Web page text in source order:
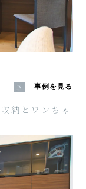
事例を見る
納とワンちゃ